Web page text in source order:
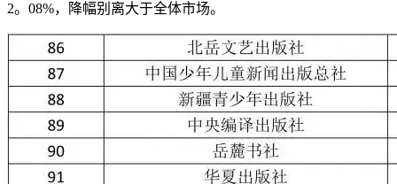
2。08%，降幅别离大于全体市场。